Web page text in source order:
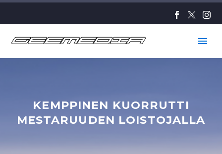
KEMPPINEN KUORRUTTI
MESTARUUDEN LOISTOJALLA